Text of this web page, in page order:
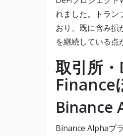
れました。トラン
おり、既に含み損
を継続している点
取引所
Finance
Binance
Binance Alphaプ